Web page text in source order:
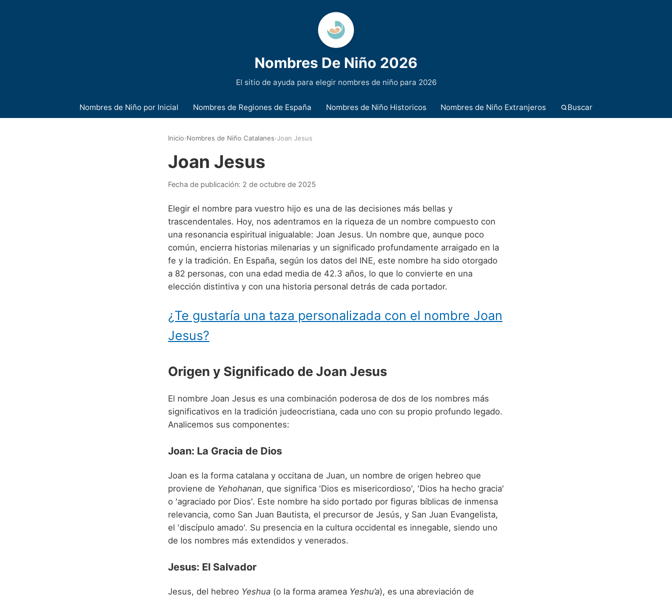
Nombres De Niño 2026
El sitio de ayuda para elegir nombres de niño para 2026
Nombres de Niño por Inicial Nombres de Regiones de España Nombres de Niño Historicos Nombres de Niño Extranjeros Buscar
Inicio›Nombres de Niño Catalanes›Joan Jesus
Joan Jesus
Fecha de publicación: 2 de octubre de 2025
Elegir el nombre para vuestro hijo es una de las decisiones más bellas y
trascendentales. Hoy, nos adentramos en la riqueza de un nombre compuesto con
una resonancia espiritual inigualable: Joan Jesus. Un nombre que, aunque poco
común, encierra historias milenarias y un significado profundamente arraigado en la
fe y la tradición. En España, según los datos del INE, este nombre ha sido otorgado
a 82 personas, con una edad media de 42.3 años, lo que lo convierte en una
elección distintiva y con una historia personal detrás de cada portador.
¿Te gustaría una taza personalizada con el nombre Joan
Jesus?
Origen y Significado de Joan Jesus
El nombre Joan Jesus es una combinación poderosa de dos de los nombres más
significativos en la tradición judeocristiana, cada uno con su propio profundo legado.
Analicemos sus componentes:
Joan: La Gracia de Dios
Joan es la forma catalana y occitana de Juan, un nombre de origen hebreo que
proviene de Yehohanan, que significa 'Dios es misericordioso', 'Dios ha hecho gracia'
o 'agraciado por Dios'. Este nombre ha sido portado por figuras bíblicas de inmensa
relevancia, como San Juan Bautista, el precursor de Jesús, y San Juan Evangelista,
el 'discípulo amado'. Su presencia en la cultura occidental es innegable, siendo uno
de los nombres más extendidos y venerados.
Jesus: El Salvador
Jesus, del hebreo Yeshua (o la forma aramea Yeshu’a), es una abreviación de